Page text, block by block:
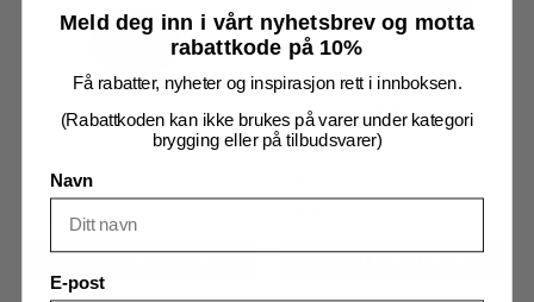
Grainfather Silicone Cap
Legg I Handlekurv
Legg I Handlekurv
Meld deg inn i vårt nyhetsbrev og motta
rabattkode på 10%
Få rabatter, nyheter og inspirasjon rett i innboksen.
(Rabattkoden kan ikke brukes på varer under kategori
brygging eller på tilbudsvarer)
Navn
E-post